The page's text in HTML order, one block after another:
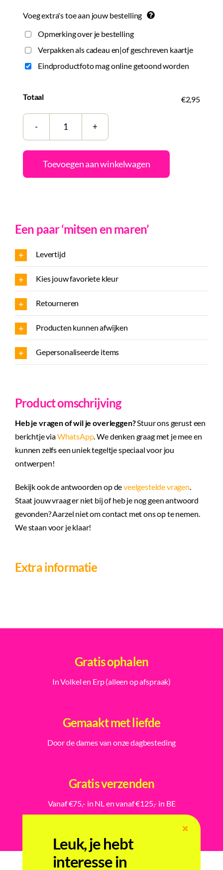
Voeg extra's toe aan jouw bestelling
Opmerking over je bestelling
Verpakken als cadeau en|of geschreven kaartje
Eindproductfoto mag online getoond worden
Totaal €2,95
Herbruikbare
raamfolies
|
Sinterklaas
aantal
Toevoegen aan winkelwagen
Product omschrijving
Heb je vragen of wil je overleggen?Stuur ons gerust een
berichtje viaWhatsApp. We denken graag met je mee en
kunnen zelfs een uniek tegeltje speciaal voor jou
ontwerpen!
Bekijk ook de antwoorden op deveelgestelde vragen.
Staat jouw vraag er niet bij of heb je nog geen antwoord
gevonden? Aarzel niet om contact met ons op te nemen.
We staan voor je klaar!
Extra informatie
Een paar ‘mitsen en maren’
Levertijd
Kies jouw favoriete kleur
Retourneren
Producten kunnen afwijken
Gepersonaliseerde items
Gratis ophalen
In Volkel en Erp (alleen op afspraak)
Gemaakt met liefde
Door de dames van onze dagbesteding
Gratis verzenden
Vanaf €75,- in NL en vanaf €125,- in BE
Leuk, je hebt
interesse in